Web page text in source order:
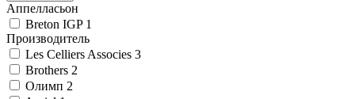
Аппелласьон
Breton IGP 1
Производитель
Les Celliers Associes 3
Brothers 2
Олимп 2